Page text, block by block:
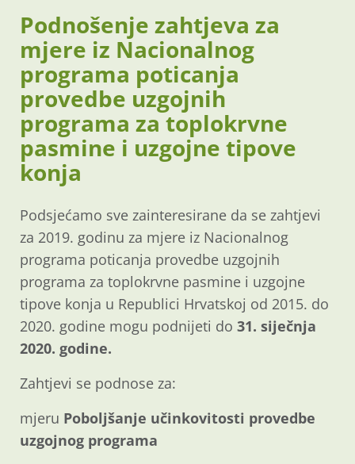
Podnošenje zahtjeva za
mjere iz Nacionalnog
programa poticanja
provedbe uzgojnih
programa za toplokrvne
pasmine i uzgojne tipove
konja
Podsjećamo sve zainteresirane da se zahtjevi
za 2019. godinu za mjere iz Nacionalnog
programa poticanja provedbe uzgojnih
programa za toplokrvne pasmine i uzgojne
tipove konja u Republici Hrvatskoj od 2015. do
2020. godine mogu podnijeti do 31. siječnja
2020. godine.
Zahtjevi se podnose za:
mjeru Poboljšanje učinkovitosti provedbe
uzgojnog programa